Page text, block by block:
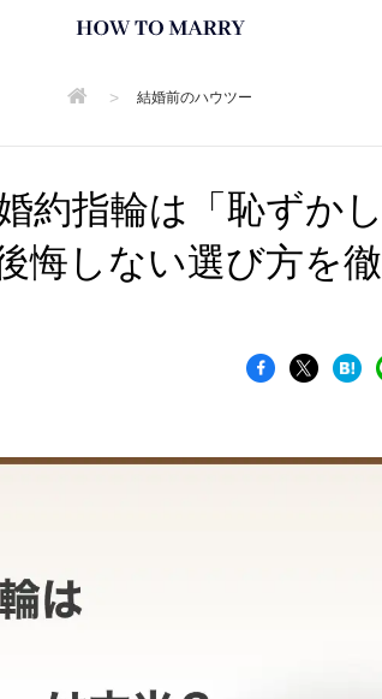
> 結婚前のハウツー
約指輪は「恥ずかし
悔しない選び方を徹